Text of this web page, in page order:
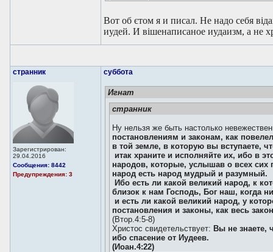
Вот об єтом я и писал. Не надо себя
иудей. И вішенаписаное иудаизм, а не
странник
Зарегистрирован:
29.04.2016
Сообщения: 8442
Предупреждения: 3
суббота
Игнат
странник
Ну нельзя же быть настолько
постановлениям и законам, как
в той земле, в которую вы вступаете,
итак храните и исполняйте их, ибо в
народов, которые, услышав о всех сих
народ есть народ мудрый и разумный.
Ибо есть ли какой великий народ, к
близок к нам Господь, Бог наш, когда
и есть ли какой великий народ, у
постановления и законы, как весь
(Втор.4:5-8)
Христос свидетельствует: Вы не знаете,
ибо спасение от Иудеев.
(Иоан.4:22)